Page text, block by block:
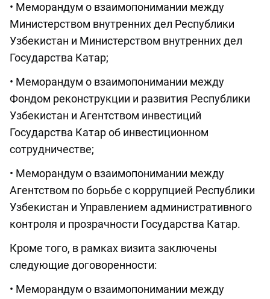
• Меморандум о взаимопонимании между
Министерством внутренних дел Республики
Узбекистан и Министерством внутренних дел
Государства Катар;
• Меморандум о взаимопонимании между
Фондом реконструкции и развития Республики
Узбекистан и Агентством инвестиций
Государства Катар об инвестиционном
сотрудничестве;
• Меморандум о взаимопонимании между
Агентством по борьбе с коррупцией Республики
Узбекистан и Управлением административного
контроля и прозрачности Государства Катар.
Кроме того, в рамках визита заключены
следующие договоренности:
• Меморандум о взаимопонимании между